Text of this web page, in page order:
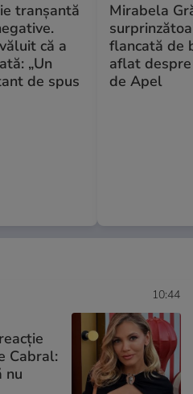
tranșantă
că a
„Un
de spus
Mirabela
flancată de
aflat
de Apel
10:44
Cabral:
nu